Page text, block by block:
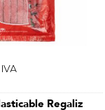
Regaliz